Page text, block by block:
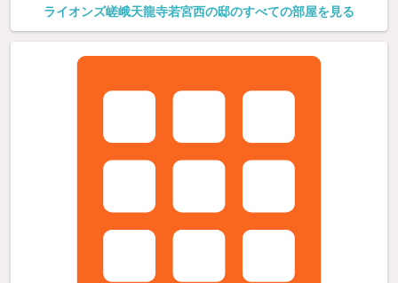
ライオンズ嵯峨天龍寺若宮西の邸のすべての部屋を見る